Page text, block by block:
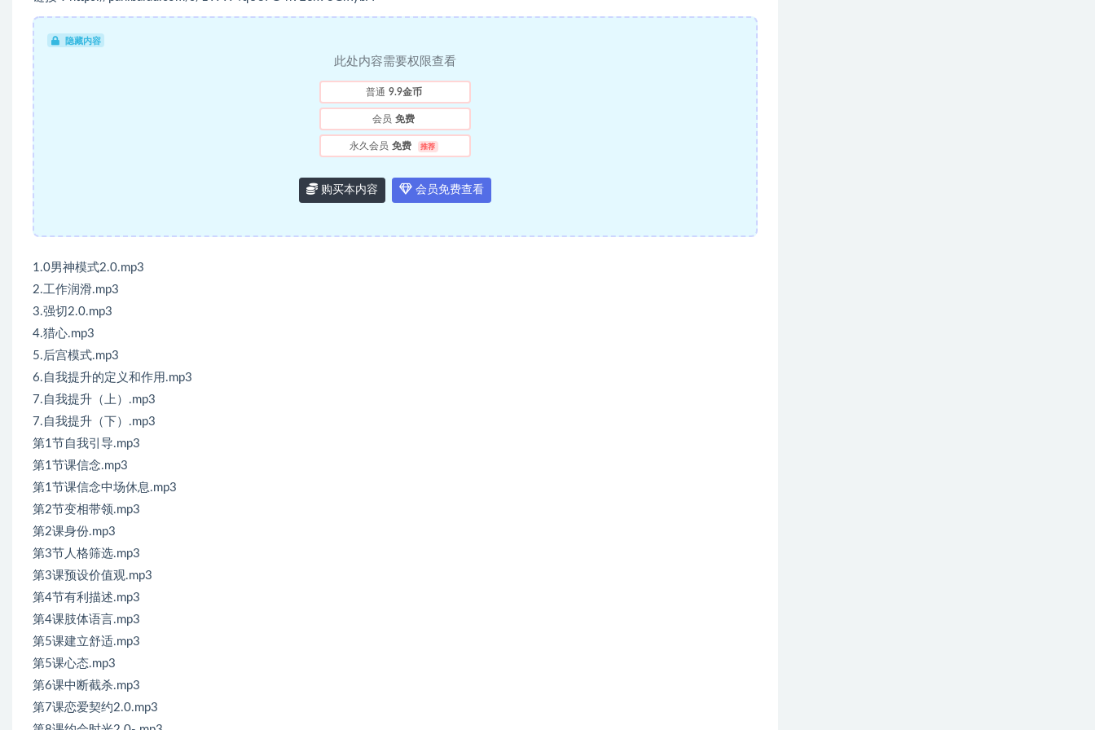
隐藏内容
此处内容需要权限查看
普通 9.9金币
会员 免费
永久会员 免费 推荐
购买本内容 会员免费查看
1.0男神模式2.0.mp3
2.工作润滑.mp3
3.强切2.0.mp3
4.猎心.mp3
5.后宫模式.mp3
6.自我提升的定义和作用.mp3
7.自我提升（上）.mp3
7.自我提升（下）.mp3
第1节自我引导.mp3
第1节课信念.mp3
第1节课信念中场休息.mp3
第2节变相带领.mp3
第2课身份.mp3
第3节人格筛选.mp3
第3课预设价值观.mp3
第4节有利描述.mp3
第4课肢体语言.mp3
第5课建立舒适.mp3
第5课心态.mp3
第6课中断截杀.mp3
第7课恋爱契约2.0.mp3